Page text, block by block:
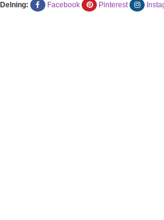
Delning: Facebook Pinterest